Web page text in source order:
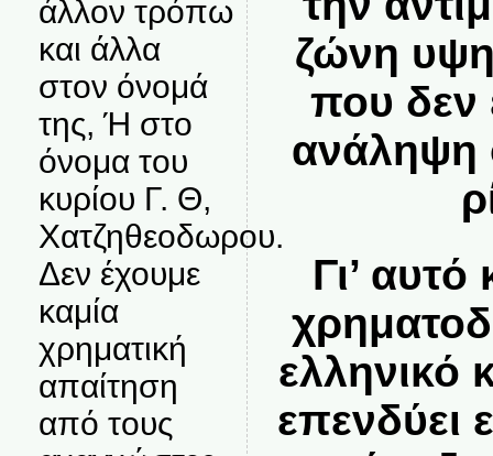
άλλον τρόπω
και άλλα
στον όνομά
της, Ή στο
όνομα του
κυρίου Γ. Θ,
Χατζηθεοδωρου.
Δεν έχουμε
καμία
χρηματική
απαίτηση
από τους
ζώνη
που δεν
ανάληψη
Γι’ αυτό
ελληνικό
επενδύει